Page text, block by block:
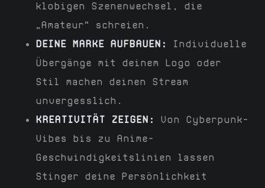
klobigen Szenenwechsel, die
„Amateur“ schreien.
DEINE MARKE AUFBAUEN:
Individuelle
Übergänge mit deinem Logo oder
Stil machen deinen Stream
unvergesslich.
KREATIVITÄT ZEIGEN:
Von Cyberpunk-
Vibes bis zu Anime-
Geschwindigkeitslinien lassen
Stinger deine Persönlichkeit